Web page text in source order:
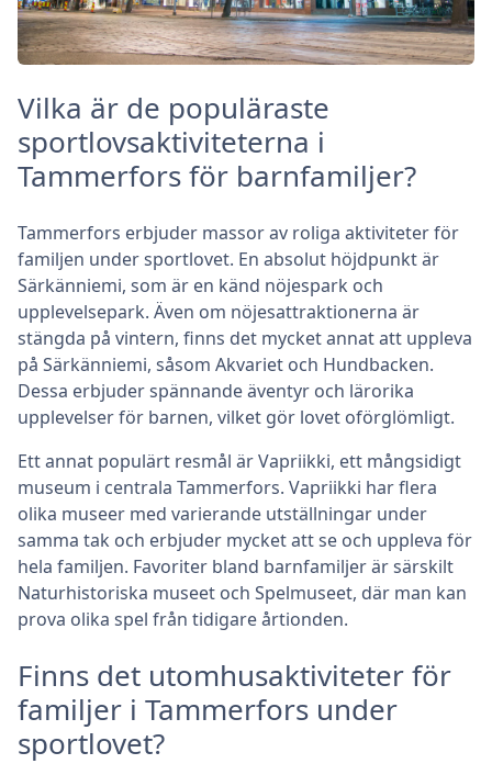
Vilka är de populäraste
sportlovsaktiviteterna i
Tammerfors för barnfamiljer?
Tammerfors erbjuder massor av roliga aktiviteter för
familjen under sportlovet. En absolut höjdpunkt är
Särkänniemi, som är en känd nöjespark och
upplevelsepark. Även om nöjesattraktionerna är
stängda på vintern, finns det mycket annat att uppleva
på Särkänniemi, såsom Akvariet och Hundbacken.
Dessa erbjuder spännande äventyr och lärorika
upplevelser för barnen, vilket gör lovet oförglömligt.
Ett annat populärt resmål är Vapriikki, ett mångsidigt
museum i centrala Tammerfors. Vapriikki har flera
olika museer med varierande utställningar under
samma tak och erbjuder mycket att se och uppleva för
hela familjen. Favoriter bland barnfamiljer är särskilt
Naturhistoriska museet och Spelmuseet, där man kan
prova olika spel från tidigare årtionden.
Finns det utomhusaktiviteter för
familjer i Tammerfors under
sportlovet?